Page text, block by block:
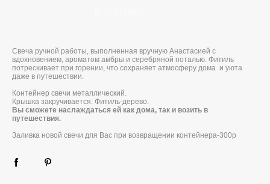
Свеча ручной работы, выполненная вручную Анастасией с
вдохновением, ароматом амбры и серебряной поталью. Фитиль
потрескивает при горении, что сохраняет атмосферу дома и уюта
даже в путешествии.
Контейнер свечи металлический.
Крышка закручивается. Фитиль-дерево.
Вы сможете наслаждаться ей как дома, так и возить в
путешествия.
Заливка новой свечи для Вас при возвращении контейнера-300р